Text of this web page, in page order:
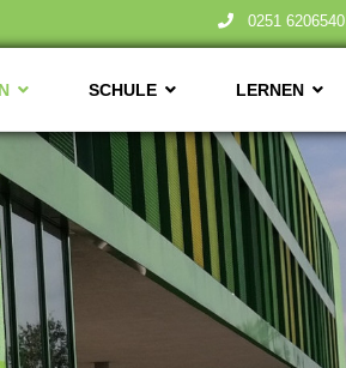
0251 6206540
SCHULE LERNEN